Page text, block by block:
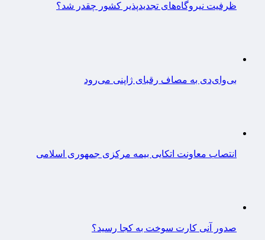
ظرفیت نیروگاه‌های تجدیدپذیر کشور چقدر شد؟
بی‌وای‌دی به مصاف رقبای ژاپنی می‌رود
انتصاب معاونت اتکایی بیمه مرکزی جمهوری اسلامی
صدور آنی کارت سوخت به کجا رسید؟